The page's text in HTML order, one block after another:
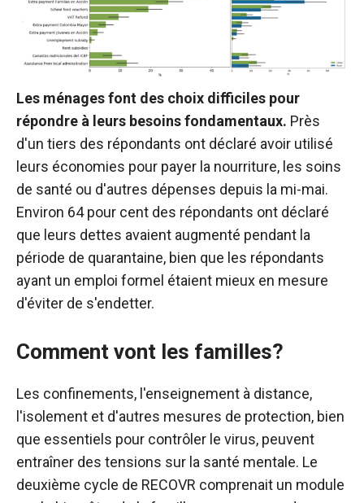
Les ménages font des choix difficiles pour
répondre à leurs besoins fondamentaux. Près
d'un tiers des répondants ont déclaré avoir utilisé
leurs économies pour payer la nourriture, les soins
de santé ou d'autres dépenses depuis la mi-mai.
Environ 64 pour cent des répondants ont déclaré
que leurs dettes avaient augmenté pendant la
période de quarantaine, bien que les répondants
ayant un emploi formel étaient mieux en mesure
d'éviter de s'endetter.
Comment vont les familles?
Les confinements, l'enseignement à distance,
l'isolement et d'autres mesures de protection, bien
que essentiels pour contrôler le virus, peuvent
entraîner des tensions sur la santé mentale. Le
deuxième cycle de RECOVR comprenait un module